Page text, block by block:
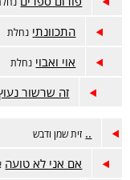
התכוונתי נחלת
אוי ואבוי נחלת
זה שרשור
.. זית שמן ודבש
אם אני לא טועה